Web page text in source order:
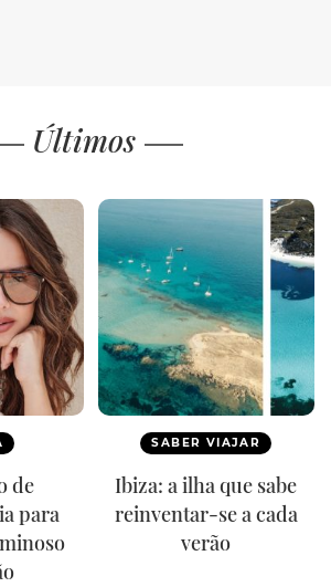
Últimos
de
para
SABER VIAJAR
Ibiza: a ilha que sabe
reinventar-se a cada
verão